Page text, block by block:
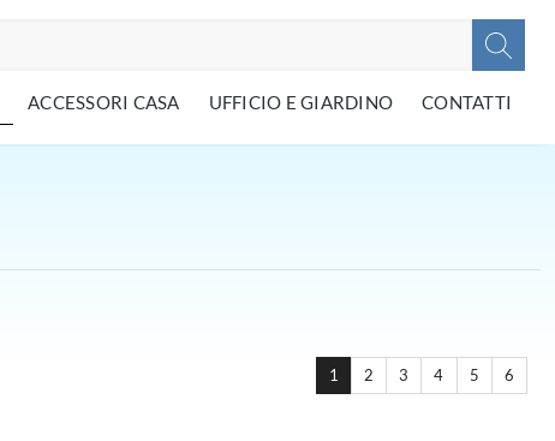
ACCESSORI CASA UFFICIO E GIARDINO CONTATTI
1 2 3 4 5 6